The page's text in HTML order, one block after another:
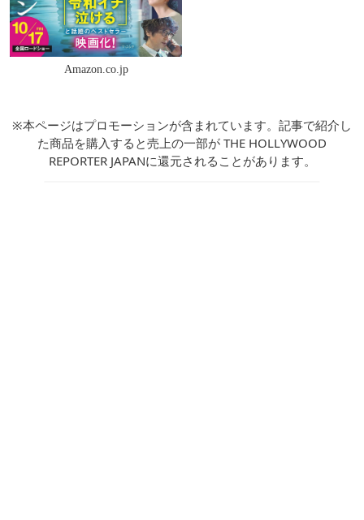
Amazon.co.jp
※本ページはプロモーションが含まれています。記事で紹介し
た商品を購入すると売上の一部が THE HOLLYWOOD
REPORTER JAPANに還元されることがあります。